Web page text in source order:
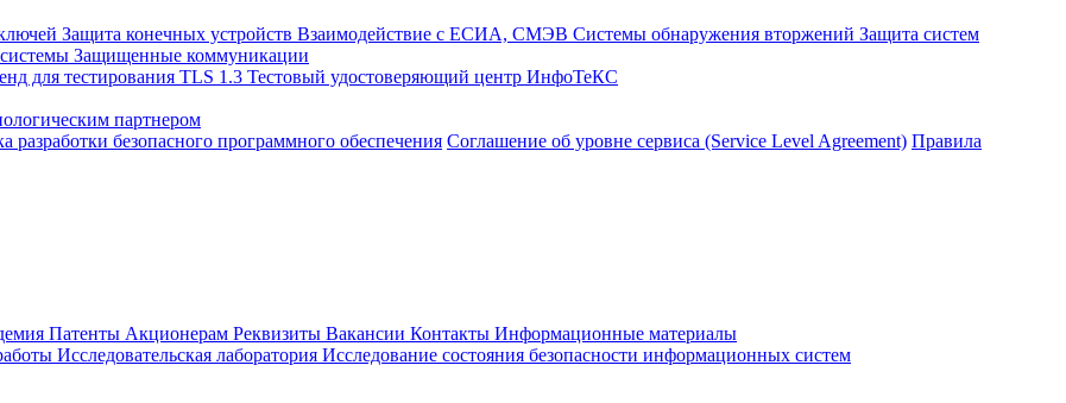
Защита конечных устройств Взаимодействие с ЕСИА, СМЭВ Системы обнаружения вторжений Защита систем
Защищенные коммуникации
для тестирования TLS 1.3 Тестовый удостоверяющий центр ИнфоТеКС
партнером
разработки безопасного программного обеспечения Соглашение об уровне сервиса (Service Level Agreement) Правила
Патенты Акционерам Реквизиты Вакансии Контакты Информационные материалы
Исследовательская лаборатория Исследование состояния безопасности информационных систем